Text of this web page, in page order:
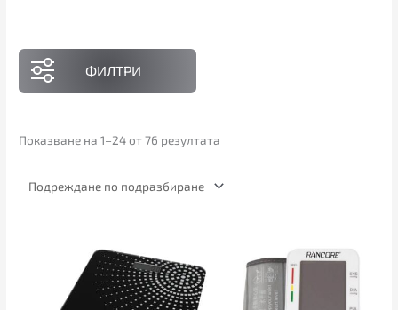
ФИЛТРИ
Показване на 1–24 от 76 резултата